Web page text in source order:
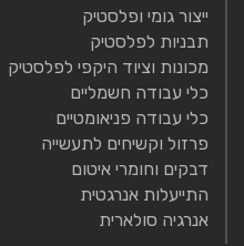
ייצור גומי ופלסטיק
תבניות לפלסטיק
מכונות וציוד היקפי לפלסטיק
כלי עבודה חשמליים
כלי עבודה פניאומטיים
פרזול וקשיחים לתעשייה
דבקים וחומרי איטום
התייעלות אנרגטית
אנרגיה סולארית